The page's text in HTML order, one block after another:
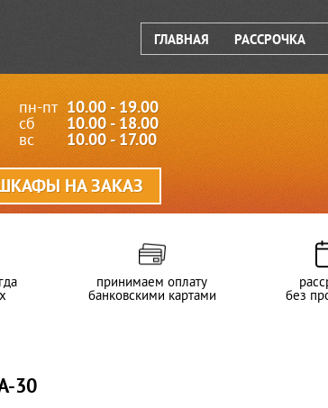
ГЛАВНАЯ РАССРОЧКА
пн-пт 10.00 - 19.00
сб 10.00 - 18.00
вс 10.00 - 17.00
НА ЗАКАЗ
принимаем оплату
банковскими картами без
30